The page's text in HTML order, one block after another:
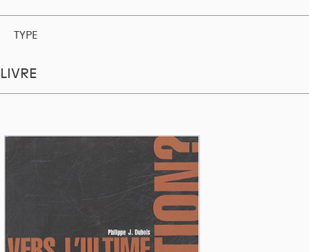
TYPE
LIVRE